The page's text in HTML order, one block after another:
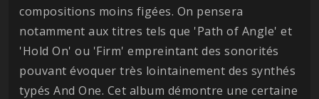
compositions moins figées. On pensera
notamment aux titres tels que 'Path of Angle' et
'Hold On' ou 'Firm' empreintant des sonorités
pouvant évoquer très lointainement des synthés
typés And One. Cet album démontre une certaine